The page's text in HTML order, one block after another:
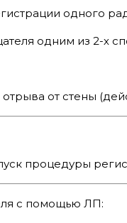
одного
одним из 2-х
от стены
процедуры
с помощью ЛП: